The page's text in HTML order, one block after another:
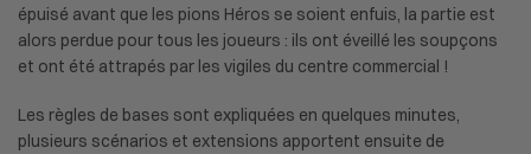
épuisé avant que les pions Héros se soient enfuis, la partie est
alors perdue pour tous les joueurs : ils ont éveillé les soupçons
et ont été attrapés par les vigiles du centre commercial !
Les règles de bases sont expliquées en quelques minutes,
plusieurs scénarios et extensions apportent ensuite de